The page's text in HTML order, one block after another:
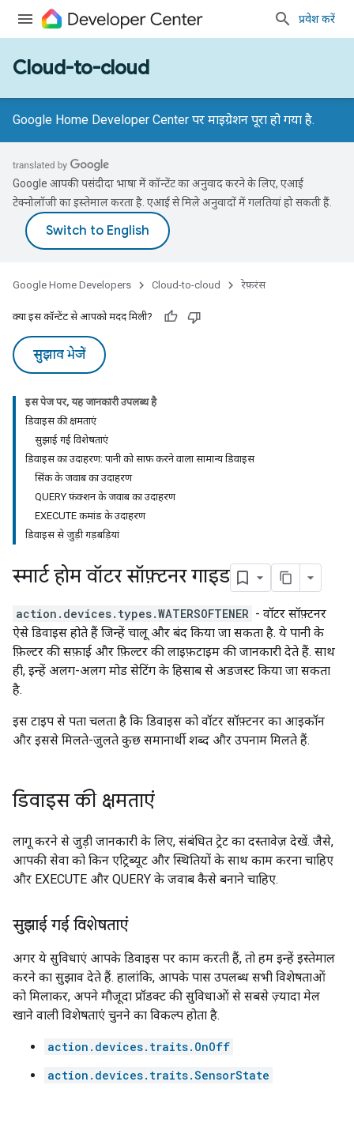
प्रवेश करें
Cloud-to-cloud
Google Home Developer Center पर माइग्रेशन पूरा हो गया है.
Google आपकी पसंदीदा भाषा में कॉन्टेंट का अनुवाद करने के लिए, एआई
टेक्नोलॉजी का इस्तेमाल करता है. एआई से मिले अनुवादों में गलतियां हो सकती हैं.
Google Home Developers Cloud-to-cloud रेफ़रंस
क्या इस कॉन्टेंट से आपको मदद मिली?
सुझाव भेजें
इस पेज पर, यह जानकारी उपलब्ध है
डिवाइस की क्षमताएं
सुझाई गई विशेषताएं
डिवाइस का उदाहरण: पानी को साफ़ करने वाला सामान्य डिवाइस
सिंक के जवाब का उदाहरण
QUERY फ़ंक्शन के जवाब का उदाहरण
EXECUTE कमांड के उदाहरण
डिवाइस से जुड़ी गड़बड़ियां
स्मार्ट होम वॉटर सॉफ़्टनर गाइड
action.devices.types.WATERSOFTENER - वॉटर सॉफ़्टनर
ऐसे डिवाइस होते हैं जिन्हें चालू और बंद किया जा सकता है. ये पानी के
फ़िल्टर की सफ़ाई और फ़िल्टर की लाइफ़टाइम की जानकारी देते हैं. साथ
ही, इन्हें अलग-अलग मोड सेटिंग के हिसाब से अडजस्ट किया जा सकता
है.
इस टाइप से पता चलता है कि डिवाइस को वॉटर सॉफ़्टनर का आइकॉन
और इससे मिलते-जुलते कुछ समानार्थी शब्द और उपनाम मिलते हैं.
डिवाइस की क्षमताएं
लागू करने से जुड़ी जानकारी के लिए, संबंधित ट्रेट का दस्तावेज़ देखें. जैसे,
आपकी सेवा को किन एट्रिब्यूट और स्थितियों के साथ काम करना चाहिए
और EXECUTE और QUERY के जवाब कैसे बनाने चाहिए.
सुझाई गई विशेषताएं
अगर ये सुविधाएं आपके डिवाइस पर काम करती हैं, तो हम इन्हें इस्तेमाल
करने का सुझाव देते हैं. हालांकि, आपके पास उपलब्ध सभी विशेषताओं
को मिलाकर, अपने मौजूदा प्रॉडक्ट की सुविधाओं से सबसे ज़्यादा मेल
खाने वाली विशेषताएं चुनने का विकल्प होता है.
action.devices.traits.OnOff
action.devices.traits.SensorState